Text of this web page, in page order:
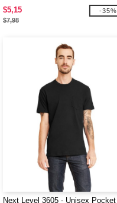
$5,15
$7,98
-35%
Next Level 3605 - Unisex Pocket